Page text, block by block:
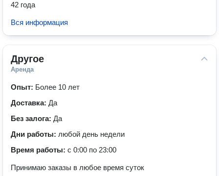
42 года
Вся информация
Другое
Аренда
Опыт: Более 10 лет
Доставка: Да
Без залога: Да
Дни работы: любой день недели
Время работы: с 0:00 по 23:00
Принимаю заказы в любое время суток